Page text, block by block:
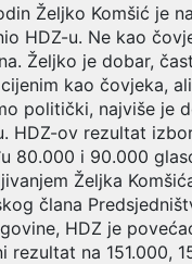
Željko Komšić je
HDZ-u. Ne kao
Željko je dobar,
kao čovjeka,
politički, najviše je
HDZ-ov rezultat
80.000 i 90.000
Željka
člana
HDZ je
rezultat na 151.000,